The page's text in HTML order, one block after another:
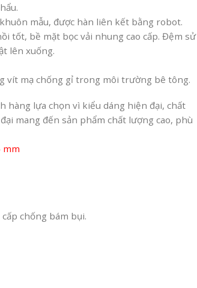
mẫu, được hàn liên kết bằng robot.
tốt, bề mặt bọc vải nhung cao cấp. Đệm sử
lên xuống.
vít mạ chống gỉ trong môi trường bê tông.
hàng lựa chọn vì kiểu dáng hiện đại, chất
mang đến sản phẩm chất lượng cao, phù
mm
chống bám bụi.